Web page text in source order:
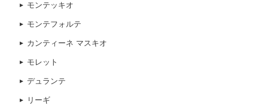
モンテッキオ
モンテフォルテ
カンティーネ マスキオ
モレット
デュランテ
リーギ